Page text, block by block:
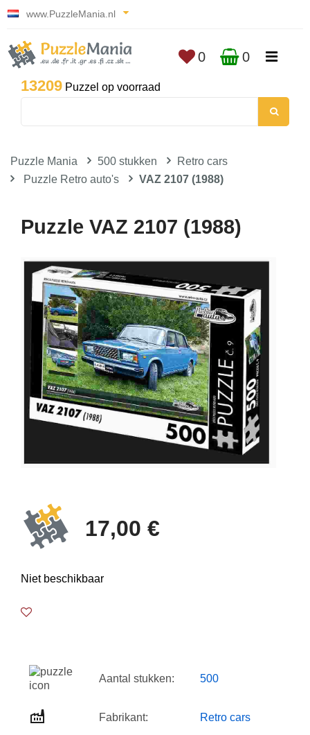
www.PuzzleMania.nl
13209 Puzzel op voorraad
0 0
Puzzle Mania 500 stukken
Retro cars
Puzzle Retro auto's
VAZ 2107 (1988)
Puzzle VAZ 2107 (1988)
17,00 €
Niet beschikbaar
Aantal stukken: 500
Fabrikant: Retro cars